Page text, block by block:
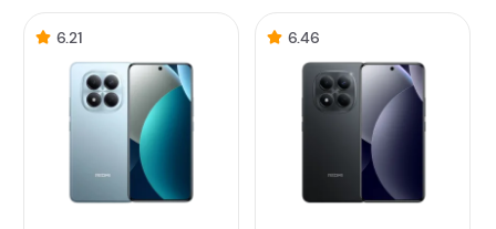
6.21 6.46